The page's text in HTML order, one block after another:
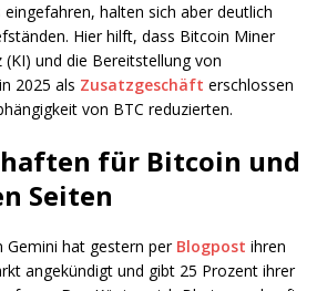
halten sich aber deutlich
Hier hilft, dass Bitcoin Miner
(KI) und die Bereitstellung von
2025 als Zusatzgeschäft erschlossen
von BTC reduzierten.
für Bitcoin und
Seiten
hat gestern per Blogpost ihren
angekündigt und gibt 25 Prozent ihrer